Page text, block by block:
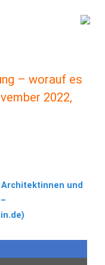
– worauf es
2022,
und